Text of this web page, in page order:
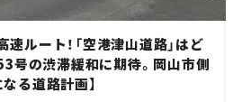
ルート！「空港津山道路」はど
号の渋滞緩和に期待。岡山市側
る道路計画】